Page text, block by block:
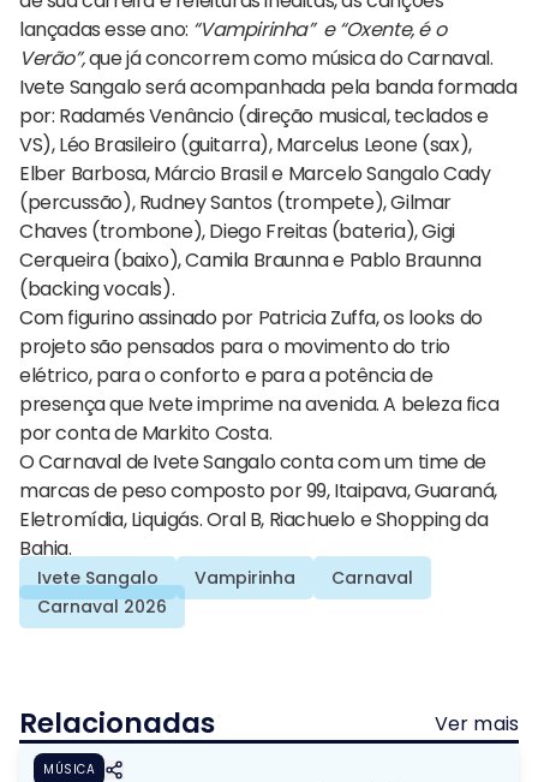
lançadas esse ano: “Vampirinha” e “Oxente, é o
Verão”,que já concorrem como música do Carnaval.
Ivete Sangalo será acompanhada pela banda formada
por: Radamés Venâncio (direção musical, teclados e
VS), Léo Brasileiro (guitarra), Marcelus Leone (sax),
Elber Barbosa, Márcio Brasil e Marcelo Sangalo Cady
(percussão), Rudney Santos (trompete), Gilmar
Chaves (trombone), Diego Freitas (bateria), Gigi
Cerqueira (baixo), Camila Braunna e Pablo Braunna
(backing vocals).
Com figurino assinado por Patricia Zuffa, os looks do
projeto são pensados para o movimento do trio
elétrico, para o conforto e para a potência de
presença que Ivete imprime na avenida. A beleza fica
por conta de Markito Costa.
O Carnaval de Ivete Sangalo conta com um time de
marcas de peso composto por 99, Itaipava, Guaraná,
Eletromídia, Liquigás. Oral B, Riachuelo e Shopping da
Bahia.
Ivete Sangalo Vampirinha
Carnaval
Carnaval 2026
Relacionadas Ver mais
MÚSICA